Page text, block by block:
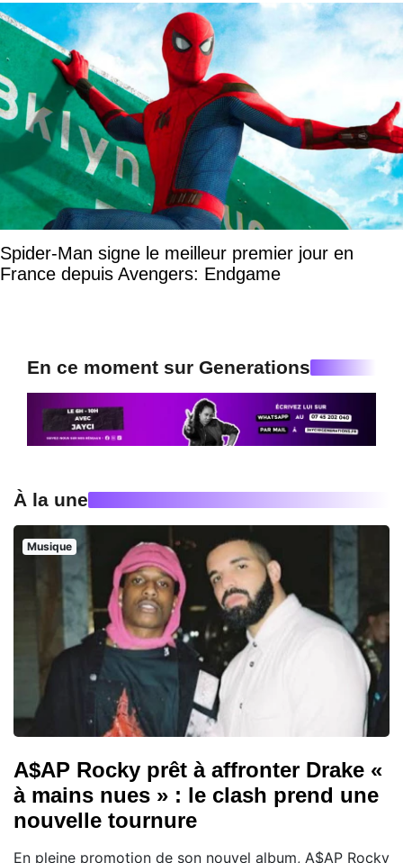
Spider-Man signe le meilleur premier jour en
France depuis Avengers: Endgame
En ce moment sur Generations
À la une
Musique
A$AP Rocky prêt à affronter Drake «
à mains nues » : le clash prend une
nouvelle tournure
En pleine promotion de son nouvel album, A$AP Rocky